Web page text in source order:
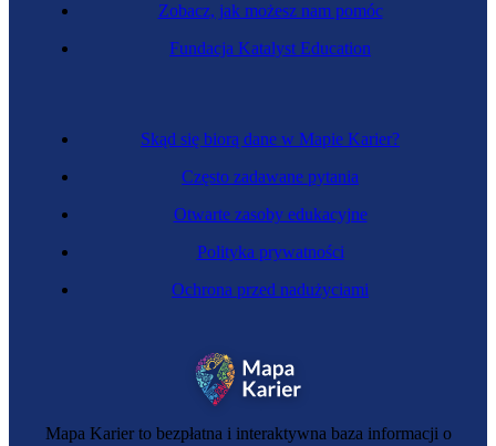
Kosztorysantka budowlana
Zawód regulowany
Inżynierka budownictwa kolejowego
Mapa Karier to bezpłatna i interaktywna baza informacji o
Skąd się biorą dane w Mapie Karier?
Często zadawane pytania
Otwarte zasoby edukacyjne
Polityka prywatności
Ochrona przed nadużyciami
Zobacz, jak możesz nam pomóc
Fundacja Katalyst Education